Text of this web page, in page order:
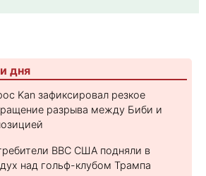
дня
Kan зафиксировал резкое
разрыва между Биби и
ВВС США подняли в
над гольф-клубом Трампа